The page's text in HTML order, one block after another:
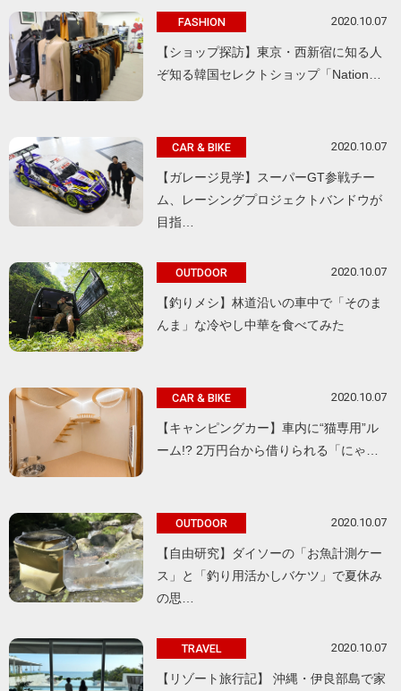
FASHION 2020.10.07
【ショップ探訪】東京・西新宿に知る人
ぞ知る韓国セレクトショップ「Nation…
CAR & BIKE 2020.10.07
【ガレージ見学】スーパーGT参戦チー
ム、レーシングプロジェクトバンドウが
目指…
OUTDOOR 2020.10.07
【釣りメシ】林道沿いの車中で「そのま
んま」な冷やし中華を食べてみた
CAR & BIKE 2020.10.07
【キャンピングカー】車内に“猫専用”ル
ーム!? 2万円台から借りられる「にゃ…
OUTDOOR 2020.10.07
【自由研究】ダイソーの「お魚計測ケー
ス」と「釣り用活かしバケツ」で夏休み
の思…
TRAVEL 2020.10.07
【リゾート旅行記】 沖縄・伊良部島で家